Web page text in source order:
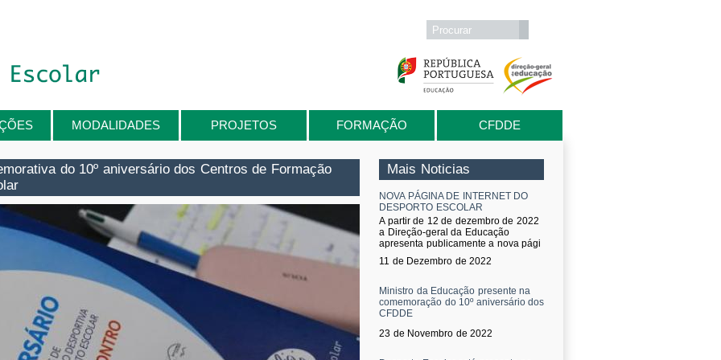
Formulário de procura
Procurar
MODALIDADES PROJETOS FORMAÇÃO CFDDE
do 10º aniversário dos Centros de Formação
Mais Noticias
NOVA PÁGINA DE INTERNET DO
DESPORTO ESCOLAR
A partir de 12 de dezembro de 2022
a Direção-geral da Educação
apresenta publicamente a nova pági
11 de Dezembro de 2022
Ministro da Educação presente na
comemoração do 10º aniversário dos
CFDDE
23 de Novembro de 2022